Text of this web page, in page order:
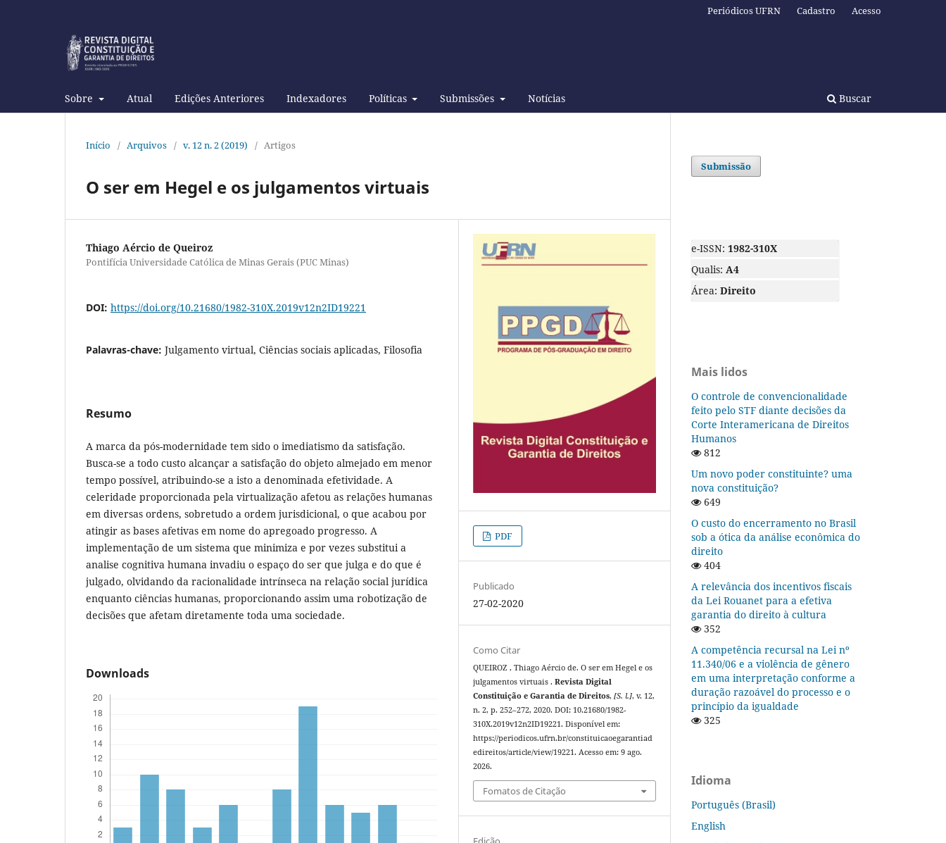
Sobre Atual Edições Anteriores Indexadores Políticas Submissões Notícias Buscar
Periódicos UFRN Cadastro Acesso
Início / Arquivos / v. 12 n. 2 (2019) / Artigos
O ser em Hegel e os julgamentos virtuais
Thiago Aércio de Queiroz
Pontifícia Universidade Católica de Minas Gerais (PUC Minas)
DOI: https://doi.org/10.21680/1982-310X.2019v12n2ID19221
Palavras-chave: Julgamento virtual, Ciências sociais aplicadas, Filosofia
Resumo
A marca da pós-modernidade tem sido o imediatismo da satisfação.
Busca-se a todo custo alcançar a satisfação do objeto almejado em menor
tempo possível, atribuindo-se a isto a denominada efetividade. A
celeridade proporcionada pela virtualização afetou as relações humanas
em diversas ordens, sobretudo a ordem jurisdicional, o que acabou por
atingir as bases afetivas em nome do apregoado progresso. A
implementação de um sistema que minimiza e por vezes substitui a
analise cognitiva humana invadiu o espaço do ser que julga e do que é
julgado, olvidando da racionalidade intrínseca na relação social jurídica
enquanto ciências humanas, proporcionando assim uma robotização de
decisões que afetam diretamente toda uma sociedade.
Downloads
PDF
Publicado
27-02-2020
Como Citar
QUEIROZ , Thiago Aércio de. O ser em Hegel e os
julgamentos virtuais .Revista Digital
Constituição e Garantia de Direitos,[S. l.], v. 12,
n. 2, p. 252–272, 2020. DOI: 10.21680/1982-
310X.2019v12n2ID19221. Disponível em:
https://periodicos.ufrn.br/constituicaoegarantiad
edireitos/article/view/19221. Acesso em: 9 ago.
2026.
Fomatos de Citação
Submissão
e-ISSN: 1982-310X
Qualis: A4
Área: Direito
Mais lidos
O controle de convencionalidade
feito pelo STF diante decisões da
Corte Interamericana de Direitos
Humanos
812
Um novo poder constituinte? uma
nova constituição?
649
O custo do encerramento no Brasil
sob a ótica da análise econômica do
direito
404
A relevância dos incentivos fiscais
da Lei Rouanet para a efetiva
garantia do direito à cultura
352
A competência recursal na Lei nº
11.340/06 e a violência de gênero
em uma interpretação conforme a
duração razoável do processo e o
princípio da igualdade
325
Idioma
Português (Brasil)
English